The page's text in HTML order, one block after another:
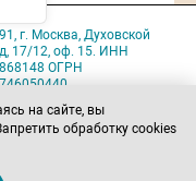
г. Москва, Духовской
д, 17/12, оф. 15. ИНН
ОГРН
проезда
обработки
нам
на сайте, вы
обработку cookies